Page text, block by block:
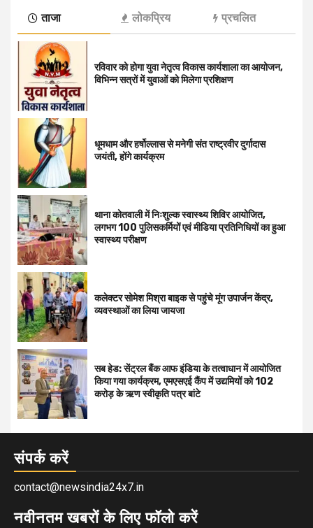
ताजा लोकप्रिय प्रचलित
रविवार को होगा युवा नेतृत्व विकास कार्यशाला का आयोजन,
विभिन्न सत्रों में युवाओं को मिलेगा प्रशिक्षण
धूमधाम और हर्षोल्लास से मनेगी संत राष्ट्रवीर दुर्गादास
जयंती, होंगे कार्यक्रम
थाना कोतवाली में निःशुल्क स्वास्थ्य शिविर आयोजित,
लगभग 100 पुलिसकर्मियों एवं मीडिया प्रतिनिधियों का हुआ
स्वास्थ्य परीक्षण
कलेक्टर सोमेश मिश्रा बाइक से पहुंचे मूंग उपार्जन केंद्र,
व्यवस्थाओं का लिया जायजा
सब हेड: सेंट्रल बैंक आफ इंडिया के तत्वाधान में आयोजित
किया गया कार्यक्रम, एमएसएई कैंप में उद्यमियों को 102
करोड़ के ऋण स्वीकृति पत्र बांटे
संपर्क करें
contact@newsindia24x7.in
नवीनतम खबरों के लिए फॉलो करें